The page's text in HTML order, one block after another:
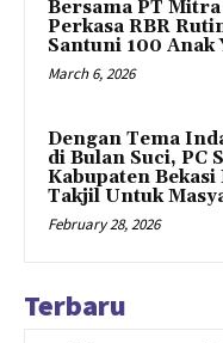
Bersama PT
Perkasa RBR
Santuni 100 Anak
March 6, 2026
Dengan Tema
di Bulan Suci, PC
Kabupaten
Takjil Untuk
February 28, 2026
Terbaru